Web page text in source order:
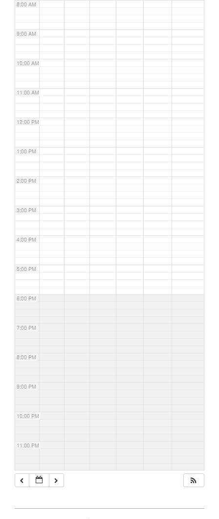
8:00 AM
9:00 AM
10:00 AM
11:00 AM
12:00 PM
1:00 PM
2:00 PM
3:00 PM
4:00 PM
5:00 PM
6:00 PM
7:00 PM
8:00 PM
9:00 PM
10:00 PM
11:00 PM